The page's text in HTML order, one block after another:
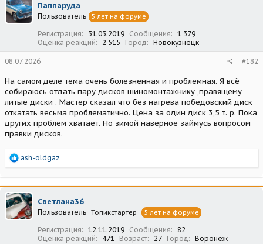
Паппаруда
Пользователь 5 лет на форуме
Регистрация 31.03.2019 Сообщения
1 379
Оценка реакций
2 515 Город Новокузнецк
08.07.2026 #182
На самом деле тема очень болезненная и проблемная. Я всё
собираюсь отдать пару дисков шиномонтажнику ,правящему
литые диски . Мастер сказал что без нагрева победовский диск
откатать весьма проблематично. Цена за один диск 3,5 т. р. Пока
других проблем хватает. Но зимой наверное займусь вопросом
правки дисков.
Р
а
к
ц
и
и
ash-oldgaz
Светлана36
Пользователь Топикстартер 5 лет на форуме
Регистрация 12.11.2019 Сообщения
82
Оценка реакций
471 Возраст 27 Город Воронеж